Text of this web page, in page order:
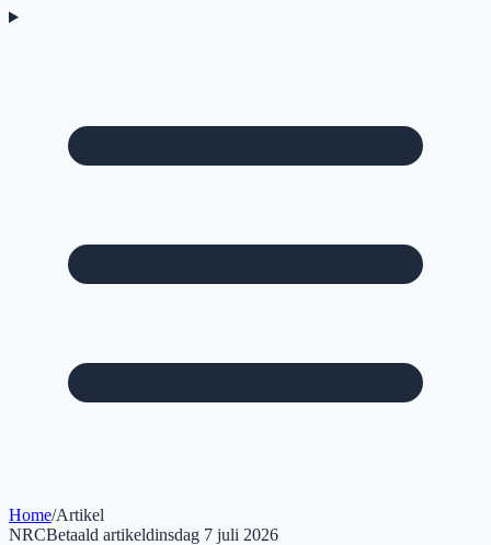
Home/Artikel
NRCBetaald artikeldinsdag 7 juli 2026